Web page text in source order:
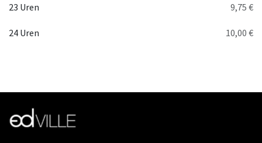
23 Uren 9,75 €
24 Uren 10,00 €